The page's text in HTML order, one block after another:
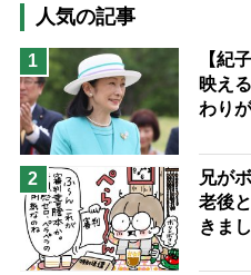
猫が母になつきません
息子の遠距離介護サバイバ
兄がボケました
便利な
予防法
人気の記事
1
【紀
映え
わり
2
兄が
老後
きま